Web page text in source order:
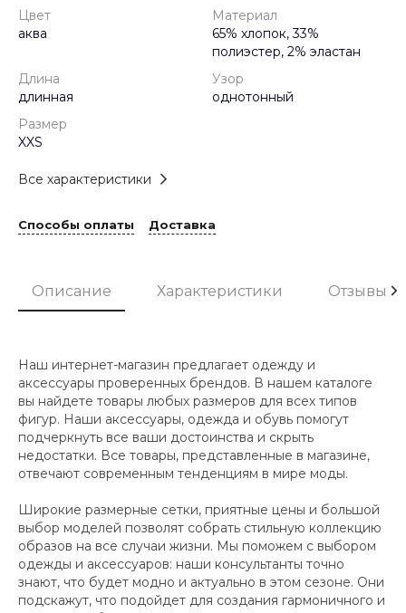
Цвет
аква
Материал
65% хлопок, 33%
полиэстер, 2% эластан
Длина
длинная
Узор
однотонный
Размер
XXS
Все характеристики
Способы оплаты Доставка
Описание Характеристики Отзывы
Наш интернет-магазин предлагает одежду и
аксессуары проверенных брендов. В нашем каталоге
вы найдете товары любых размеров для всех типов
фигур. Наши аксессуары, одежда и обувь помогут
подчеркнуть все ваши достоинства и скрыть
недостатки. Все товары, представленные в магазине,
отвечают современным тенденциям в мире моды.
Широкие размерные сетки, приятные цены и большой
выбор моделей позволят собрать стильную коллекцию
образов на все случаи жизни. Мы поможем с выбором
одежды и аксессуаров: наши консультанты точно
знают, что будет модно и актуально в этом сезоне. Они
подскажут, что подойдет для создания гармоничного и